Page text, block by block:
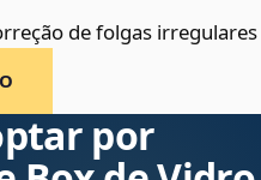
de folgas irregulares
por